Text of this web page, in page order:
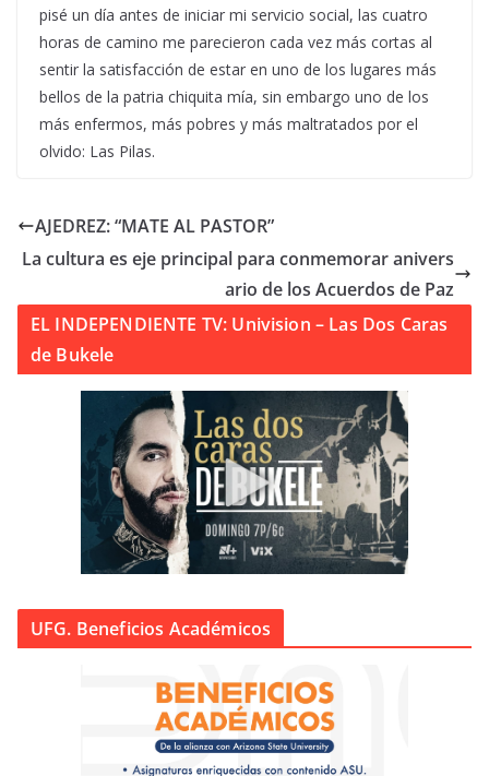
pisé un día antes de iniciar mi servicio social, las cuatro
horas de camino me parecieron cada vez más cortas al
sentir la satisfacción de estar en uno de los lugares más
bellos de la patria chiquita mía, sin embargo uno de los
más enfermos, más pobres y más maltratados por el
olvido: Las Pilas.
AJEDREZ: “MATE AL PASTOR”
La cultura es eje principal para conmemorar anivers
ario de los Acuerdos de Paz
EL INDEPENDIENTE TV: Univision – Las Dos Caras
de Bukele
UFG. Beneficios Académicos